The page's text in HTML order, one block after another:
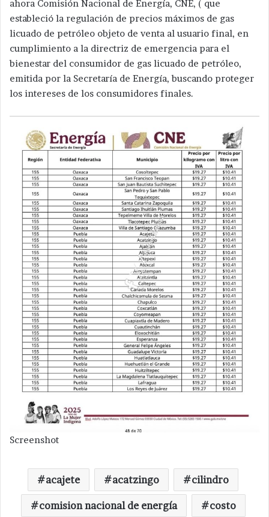
ahora Comisión Nacional de Energía, CNE, ( que
estableció la regulación de precios máximos de gas
licuado de petróleo objeto de venta al usuario final, en
cumplimiento a la directriz de emergencia para el
bienestar del consumidor de gas licuado de petróleo,
emitida por la Secretaría de Energía, buscando proteger
los intereses de los consumidores finales.
Screenshot
acajete acatzingo cilindro
comision nacional de energía costo